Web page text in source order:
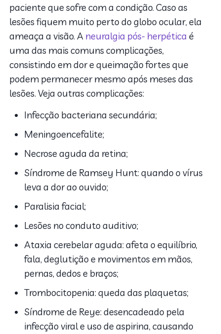
paciente que sofre com a condição. Caso as
lesões fiquem muito perto do globo ocular, ela
ameaça a visão. A neuralgia pós- herpética é
uma das mais comuns complicações,
consistindo em dor e queimação fortes que
podem permanecer mesmo após meses das
lesões. Veja outras complicações:
Infecção bacteriana secundária;
Meningoencefalite;
Necrose aguda da retina;
Síndrome de Ramsey Hunt: quando o vírus
leva a dor ao ouvido;
Paralisia facial;
Lesões no conduto auditivo;
Ataxia cerebelar aguda: afeta o equilíbrio,
fala, deglutição e movimentos em mãos,
pernas, dedos e braços;
Trombocitopenia: queda das plaquetas;
Síndrome de Reye: desencadeado pela
infecção viral e uso de aspirina, causando